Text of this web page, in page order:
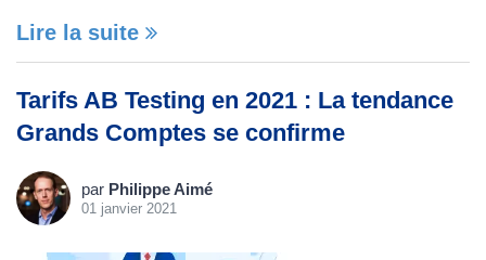
Lire la suite
Tarifs AB Testing en 2021 : La tendance
Grands Comptes se confirme
par Philippe Aimé
01 janvier 2021